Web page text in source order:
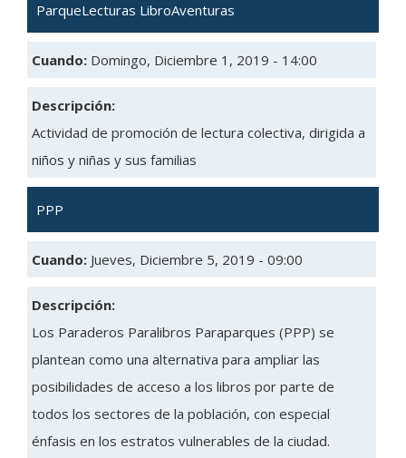
ParqueLecturas LibroAventuras
Cuando: Domingo, Diciembre 1, 2019 - 14:00
Descripción:
Actividad de promoción de lectura colectiva, dirigida a
niños y niñas y sus familias
PPP
Cuando: Jueves, Diciembre 5, 2019 - 09:00
Descripción:
Los Paraderos Paralibros Paraparques (PPP) se
plantean como una alternativa para ampliar las
posibilidades de acceso a los libros por parte de
todos los sectores de la población, con especial
énfasis en los estratos vulnerables de la ciudad.